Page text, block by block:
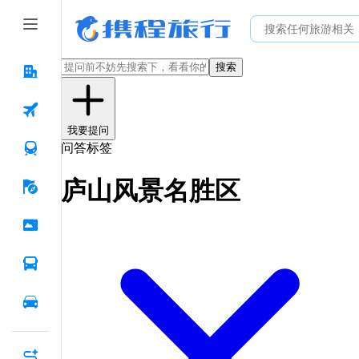
搜索
我要提问
问答标签
庐山风景名胜区